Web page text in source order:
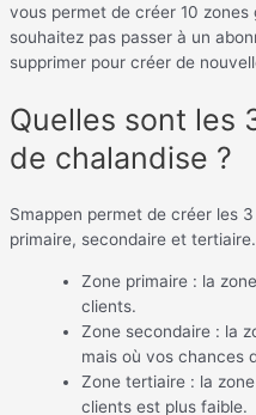
vous permet de créer 10
souhaitez pas passer à un
supprimer pour créer de
Quelles sont les
de chalandise ?
Smappen permet de créer les
primaire, secondaire et tertiaire.
Zone primaire : la
clients.
Zone secondaire : la
mais où vos chances
Zone tertiaire : la
clients est plus faible.